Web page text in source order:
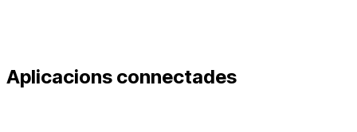
Aplicacions connectades